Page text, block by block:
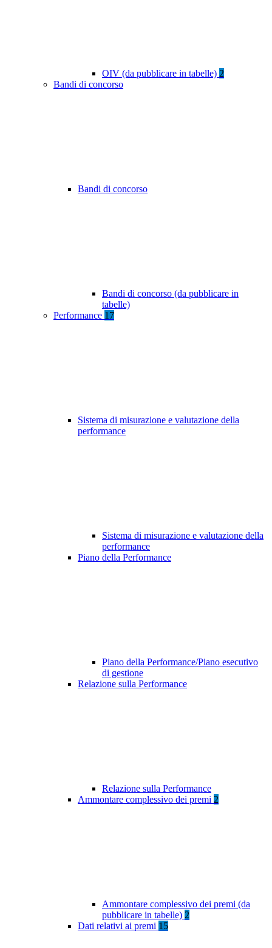
OIV (da pubblicare in tabelle) 2
Bandi di concorso
Bandi di concorso
Bandi di concorso (da pubblicare in
tabelle)
Performance 17
Sistema di misurazione e valutazione della
performance
Sistema di misurazione e valutazione della
performance
Piano della Performance
Piano della Performance/Piano esecutivo
di gestione
Relazione sulla Performance
Relazione sulla Performance
Ammontare complessivo dei premi 2
Ammontare complessivo dei premi (da
pubblicare in tabelle) 2
Dati relativi ai premi 15